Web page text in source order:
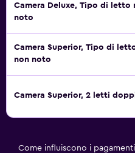
Camera Deluxe, Tipo di letto
noto
Camera Superior, Tipo di
non noto
Camera Superior, 2 letti
Come influiscono i